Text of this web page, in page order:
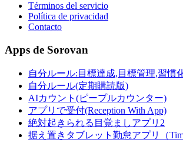
Términos del servicio
Política de privacidad
Contacto
Apps de Sorovan
自分ルール:目標達成,目標管理,習慣
自分ルール(定期購読版)
AIカウント(ピープルカウンター)
アプリで受付(Reception With App)
絶対起きられる目覚ましアプリ2
据え置きタブレット勤怠アプリ（